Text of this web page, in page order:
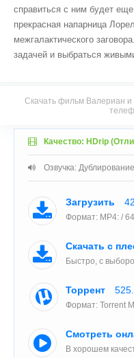
справиться с ним будет
прекрасная напарница
межгалактического
задачей и выбраться
Скачать фильм Валериан и
Качество: HDrip
Озвучка:
Загрузить
Формат: MP4: /
Скачать с
Быстро, с
Торрент
Формат: Torrent
Смотреть
В хорошем